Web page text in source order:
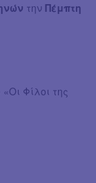
την Πέμπτη
Φίλοι της